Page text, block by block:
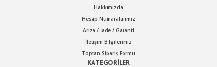
Gönder
Hakkımızda
Hesap Numaralarımız
Arıza / İade / Garanti
İletişim Bilgilerimiz
Toptan Sipariş Formu
KATEGORİLER